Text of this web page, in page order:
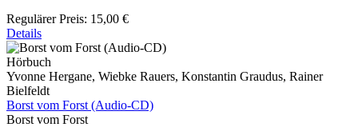
Regulärer Preis: 15,00 €
Details
Hörbuch
Yvonne Hergane, Wiebke Rauers, Konstantin Graudus, Rainer
Bielfeldt
Borst vom Forst (Audio-CD)
Borst vom Forst